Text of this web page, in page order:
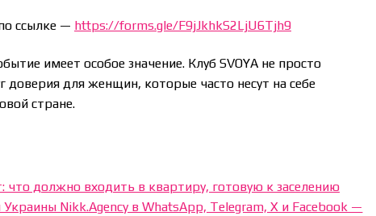
ссылке — https://forms.gle/F9jJkhkS2LjU6Tjh9
имеет особое значение. Клуб SVOYA не просто
доверия для женщин, которые часто несут на себе
стране.
что должно входить в квартиру, готовую к заселению
Nikk.Agency в WhatsApp, Telegram, X и Facebook —